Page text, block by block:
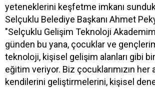
yeteneklerini keşfetme imkanı
Selçuklu Belediye Başkanı Ahmet
"Selçuklu Gelişim Teknoloji
günden bu yana, çocuklar ve
teknoloji, kişisel gelişim alanları gibi
eğitim veriyor. Biz çocuklarımızın her
kendilerini geliştirmelerini, kişisel